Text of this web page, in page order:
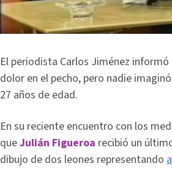
El periodista Carlos Jiménez informó
dolor en el pecho, pero nadie
27 años de edad.
En su reciente encuentro con los
queJulián Figueroa recibió un
dibujo de dos leones representando